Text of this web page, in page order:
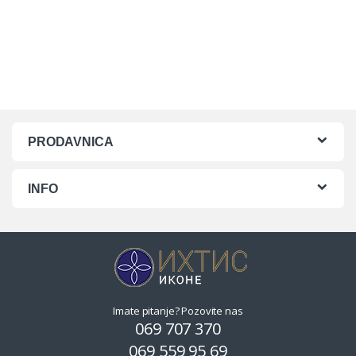
PRODAVNICA
INFO
Imate pitanje? Pozovite nas
069 707 370
069 559 95 69